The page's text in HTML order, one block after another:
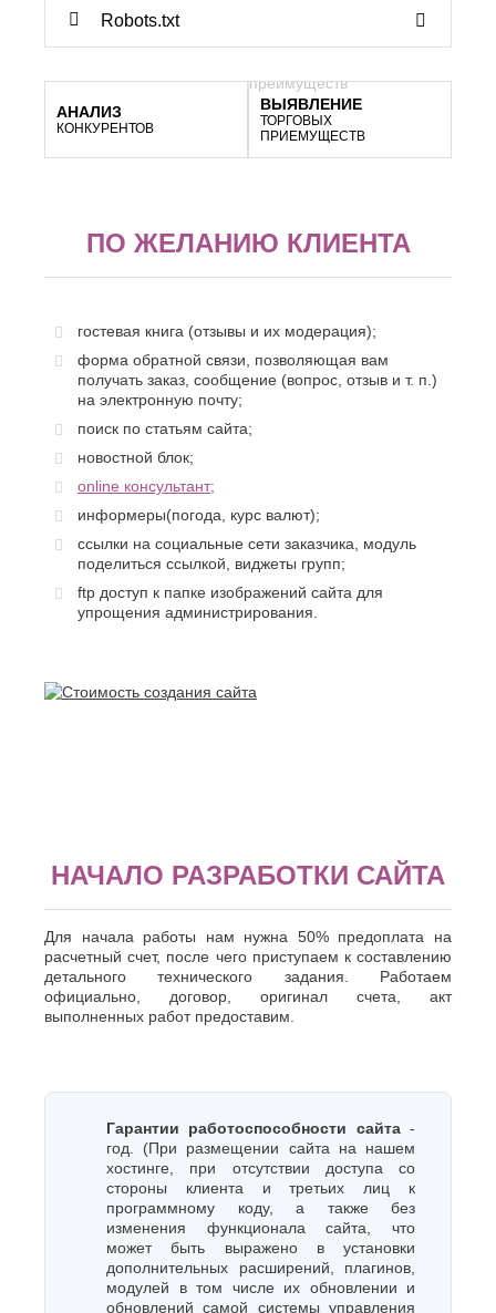
Robots.txt
АНАЛИЗ
КОНКУРЕНТОВ
ВЫЯВЛЕНИЕ
ТОРГОВЫХ
ПРИЕМУЩЕСТВ
ПО ЖЕЛАНИЮ КЛИЕНТА
гостевая книга (отзывы и их модерация);
форма обратной связи, позволяющая вам
получать заказ, сообщение (вопрос, отзыв и т. п.)
на электронную почту;
поиск по статьям сайта;
новостной блок;
online консультант;
информеры(погода, курс валют);
ссылки на социальные сети заказчика, модуль
поделиться ссылкой, виджеты групп;
ftp доступ к папке изображений сайта для
упрощения администрирования.
НАЧАЛО РАЗРАБОТКИ САЙТА
Для начала работы нам нужна 50% предоплата на
расчетный счет, после чего приступаем к составлению
детального технического задания. Работаем
официально, договор, оригинал счета, акт
выполненных работ предоставим.
Гарантии работоспособности сайта-
год. (При размещении сайта на нашем
хостинге, при отсутствии доступа со
стороны клиента и третьих лиц к
программному коду, а также без
изменения функционала сайта, что
может быть выражено в установки
дополнительных расширений, плагинов,
модулей в том числе их обновлении и
обновлений самой системы управления